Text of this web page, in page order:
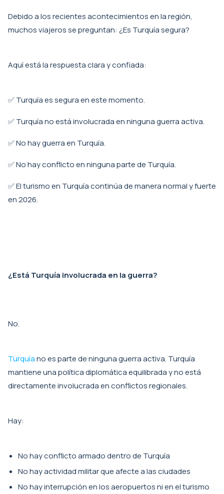
Debido a los recientes acontecimientos en la región,
muchos viajeros se preguntan: ¿Es Turquía segura?
Aquí está la respuesta clara y confiada:
✅ Turquía es segura en este momento.
✅ Turquía no está involucrada en ninguna guerra activa.
✅ No hay guerra en Turquía.
✅ No hay conflicto en ninguna parte de Turquía.
✅ El turismo en Turquía continúa de manera normal y fuerte
en 2026.
¿Está Turquía involucrada en la guerra?
No.
Turquíano es parte de ninguna guerra activa. Turquía
mantiene una política diplomática equilibrada y no está
directamente involucrada en conflictos regionales.
Hay:
No hay conflicto armado dentro de Turquía
No hay actividad militar que afecte a las ciudades
No hay interrupción en los aeropuertos ni en el turismo